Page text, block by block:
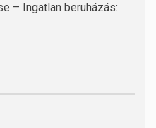
– Ingatlan beruházás: